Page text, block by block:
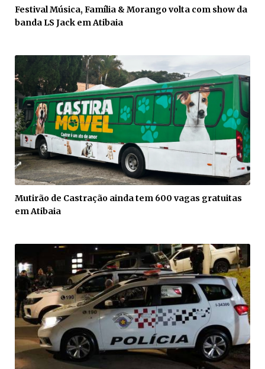
Festival Música, Família & Morango volta com show da
banda LS Jack em Atibaia
Mutirão de Castração ainda tem 600 vagas gratuitas
em Atibaia